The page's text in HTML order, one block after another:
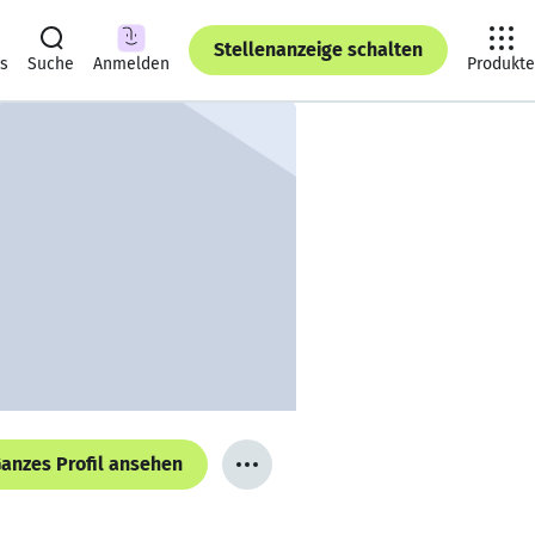
Suche Anmelden
Stellenanzeige schalten
Produkte
Profil ansehen